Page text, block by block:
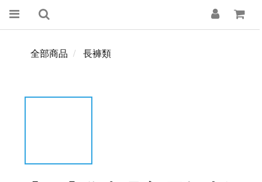
全部商品 長褲類